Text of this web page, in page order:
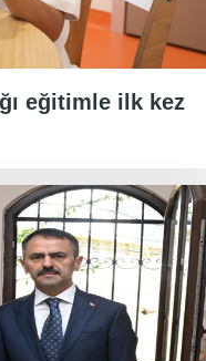
eğitimle ilk kez